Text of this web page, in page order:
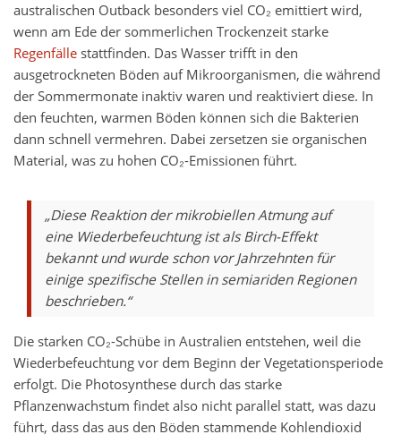
australischen Outback besonders viel CO₂ emittiert wird,
wenn am Ede der sommerlichen Trockenzeit starke
Regenfällestattfinden. Das Wasser trifft in den
ausgetrockneten Böden auf Mikroorganismen, die während
der Sommermonate inaktiv waren und reaktiviert diese. In
den feuchten, warmen Böden können sich die Bakterien
dann schnell vermehren. Dabei zersetzen sie organischen
Material, was zu hohen CO₂-Emissionen führt.
„Diese Reaktion der mikrobiellen Atmung auf
eine Wiederbefeuchtung ist als Birch-Effekt
bekannt und wurde schon vor Jahrzehnten für
einige spezifische Stellen in semiariden Regionen
beschrieben.“
Die starken CO₂-Schübe in Australien entstehen, weil die
Wiederbefeuchtung vor dem Beginn der Vegetationsperiode
erfolgt. Die Photosynthese durch das starke
Pflanzenwachstum findet also nicht parallel statt, was dazu
führt, dass das aus den Böden stammende Kohlendioxid